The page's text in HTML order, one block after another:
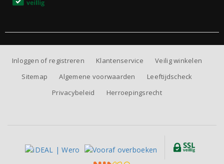
Inloggen of registreren Klantenservice
Veilig winkelen
Sitemap
Algemene voorwaarden
Leeftijdscheck
Privacybeleid
Herroepingsrecht